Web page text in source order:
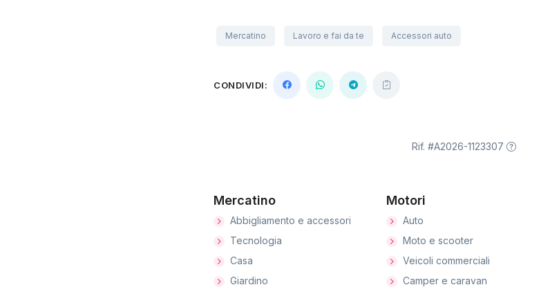
Mercatino Lavoro e fai da te Accessori auto
CONDIVIDI:
Rif. #A2026-1123307
Mercatino
Abbigliamento e accessori
Tecnologia
Casa
Giardino
Motori
Auto
Moto e scooter
Veicoli commerciali
Camper e caravan